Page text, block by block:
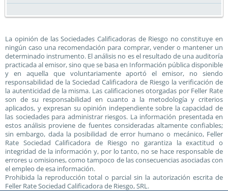
La opinión de las Sociedades Calificadoras de Riesgo no constituye en
ningún caso una recomendación para comprar, vender o mantener un
determinado instrumento. El análisis no es el resultado de una auditoría
practicada al emisor, sino que se basa en Información pública disponible
y en aquella que voluntariamente aportó el emisor, no siendo
responsabilidad de la Sociedad Calificadora de Riesgo la verificación de
la autenticidad de la misma. Las calificaciones otorgadas por Feller Rate
son de su responsabilidad en cuanto a la metodología y criterios
aplicados, y expresan su opinión independiente sobre la capacidad de
las sociedades para administrar riesgos. La información presentada en
estos análisis proviene de fuentes consideradas altamente confiables;
sin embargo, dada la posibilidad de error humano o mecánico, Feller
Rate Sociedad Calificadora de Riesgo no garantiza la exactitud o
integridad de la información y, por lo tanto, no se hace responsable de
errores u omisiones, como tampoco de las consecuencias asociadas con
el empleo de esa información.
Prohibida la reproducción total o parcial sin la autorización escrita de
Feller Rate Sociedad Calificadora de Riesgo, SRL.